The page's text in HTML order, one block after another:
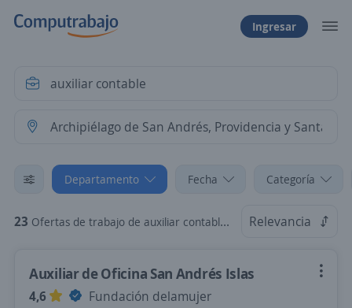
Ingresar
Departamento Fecha Categoría
23 Ofertas de trabajo de auxiliar contable en Archipiélago de San Andrés, Providencia y Santa Catalina Relevancia
Auxiliar de Oficina San Andrés Islas
4,6
Fundación delamujer